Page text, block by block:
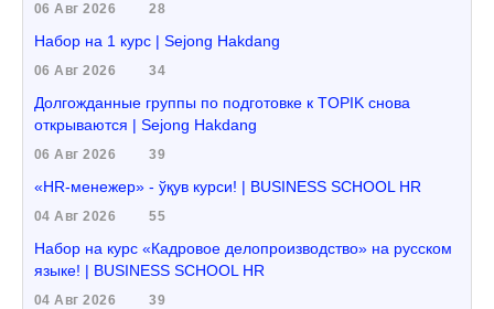
06 Авг 2026 28
Набор на 1 курс | Sejong Hakdang
06 Авг 2026 34
Долгожданные группы по подготовке к TOPIK снова
открываются | Sejong Hakdang
06 Авг 2026 39
«HR-менежер» - ўқув курси! | BUSINESS SCHOOL HR
04 Авг 2026 55
Набор на курс «Кадровое делопроизводство» на русском
языке! | BUSINESS SCHOOL HR
04 Авг 2026 39